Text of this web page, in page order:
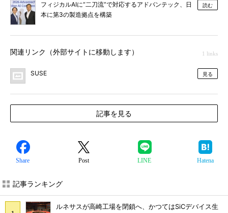
フィジカルAIに“二刀流”で対応するアドバンテック、日
本に第3の製造拠点を構築
読む
関連リンク（外部サイトに移動します） 1 links
SUSE 見る
記事を見る
Share Post LINE Hatena
記事ランキング
ルネサスが高崎工場を閉鎖へ、かつてはSiCデバイス生